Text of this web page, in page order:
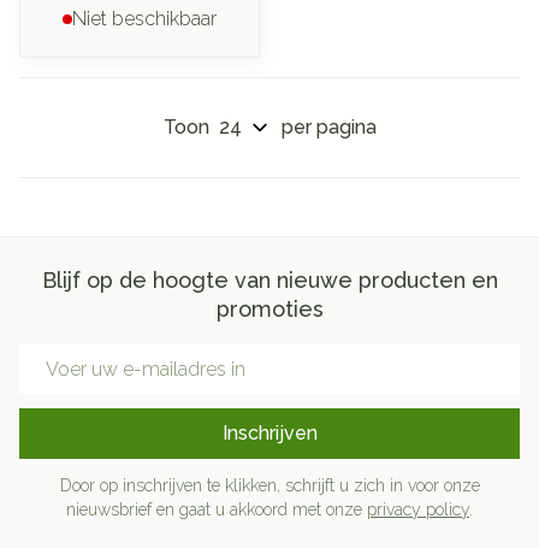
Niet beschikbaar
Toon per pagina
Blijf op de hoogte van nieuwe producten en
promoties
Inschrijven
Door op inschrijven te klikken, schrijft u zich in voor onze
nieuwsbrief en gaat u akkoord met onze privacy policy